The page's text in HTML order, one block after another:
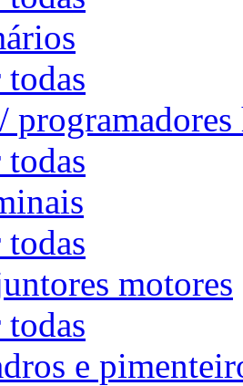
todas
programadores
todas
todas
motores
todas
e